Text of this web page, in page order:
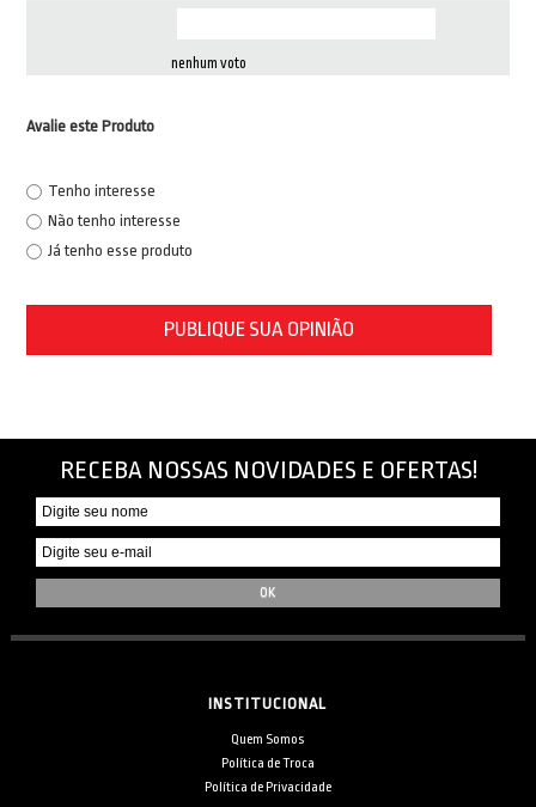
nenhum voto
Avalie este Produto
Tenho interesse
Não tenho interesse
Já tenho esse produto
PUBLIQUE SUA OPINIÃO
RECEBA NOSSAS NOVIDADES E OFERTAS!
INSTITUCIONAL
Quem Somos
Política de Troca
Política de Privacidade